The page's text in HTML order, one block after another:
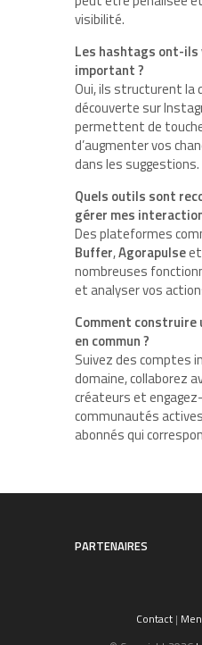
visibilité.
Les hashtags ont-
important ?
Oui, ils structurent la
découverte sur
permettent de
d’augmenter vos
dans les suggestions.
Quels outils sont
gérer mes
Des plateformes
Buffer,Agorapulseet
nombreuses
et analyser vos
Comment construire
en commun ?
Suivez des comptes
domaine, collaborez
créateurs et
communautés
abonnés qui
PARTENAIRES
Contact|